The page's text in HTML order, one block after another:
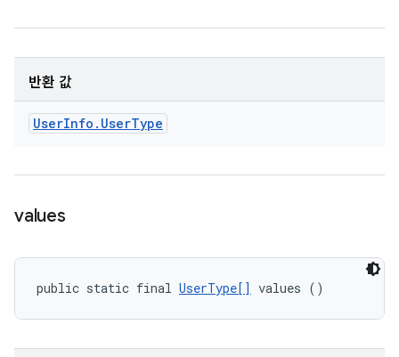
반환 값
UserInfo . UserType
values
public static final UserType[] values ()